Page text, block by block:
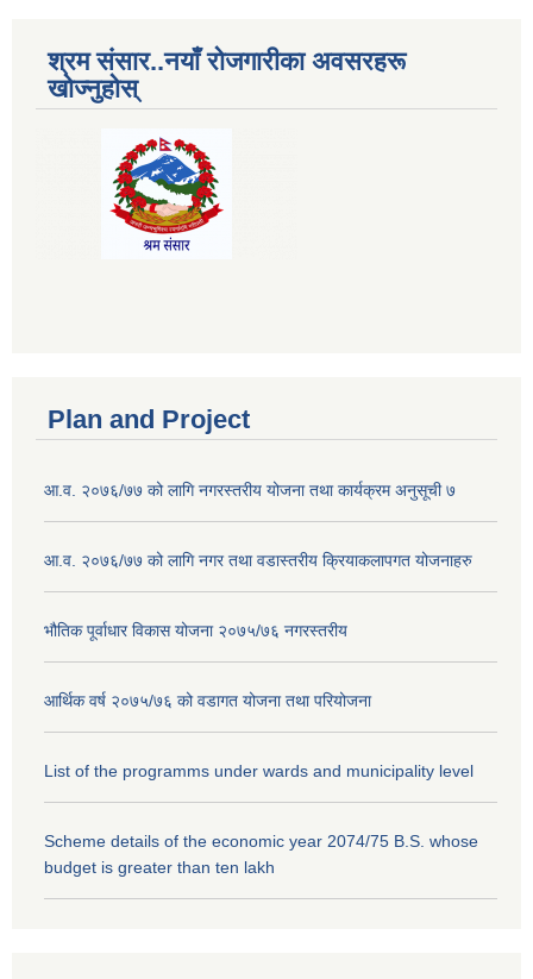
श्रम संसार..नयाँ रोजगारीका अवसरहरू
खोज्नुहोस्
Plan and Project
आ.व. २०७६/७७ को लागि नगरस्तरीय योजना तथा कार्यक्रम अनुसूची ७
आ.व. २०७६/७७ को लागि नगर तथा वडास्तरीय क्रियाकलापगत योजनाहरु
भौतिक पूर्वाधार विकास योजना २०७५/७६ नगरस्तरीय
आर्थिक वर्ष २०७५/७६ को वडागत योजना तथा परियोजना
List of the programms under wards and municipality level
Scheme details of the economic year 2074/75 B.S. whose
budget is greater than ten lakh